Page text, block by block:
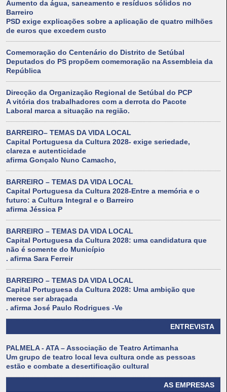
Aumento da água, saneamento e resíduos sólidos no
Barreiro
PSD exige explicações sobre a aplicação de quatro milhões
de euros que excedem custo
Comemoração do Centenário do Distrito de Setúbal
Deputados do PS propõem comemoração na Assembleia da
República
Direcção da Organização Regional de Setúbal do PCP
A vitória dos trabalhadores com a derrota do Pacote
Laboral marca a situação na região.
BARREIRO– TEMAS DA VIDA LOCAL
Capital Portuguesa da Cultura 2028- exige seriedade,
clareza e autenticidade
afirma Gonçalo Nuno Camacho,
BARREIRO – TEMAS DA VIDA LOCAL
Capital Portuguesa da Cultura 2028-Entre a memória e o
futuro: a Cultura Integral e o Barreiro
afirma Jéssica P
BARREIRO – TEMAS DA VIDA LOCAL
Capital Portuguesa da Cultura 2028: uma candidatura que
não é somente do Município
. afirma Sara Ferreir
BARREIRO – TEMAS DA VIDA LOCAL
Capital Portuguesa da Cultura 2028: Uma ambição que
merece ser abraçada
. afirma José Paulo Rodrigues -Ve
ENTREVISTA
PALMELA - ATA – Associação de Teatro Artimanha
Um grupo de teatro local leva cultura onde as pessoas
estão e combate a desertificação cultural
AS EMPRESAS